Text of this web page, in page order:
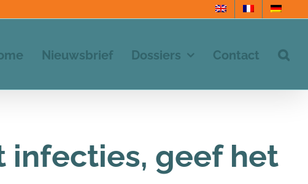
Nieuwsbrief Dossiers Contact
infecties, geef het